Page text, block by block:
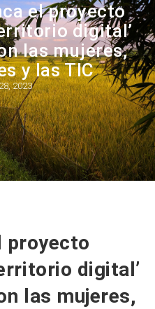
el proyecto
digital’
las mujeres,
y las TIC
2023
proyecto
digital’
las mujeres,